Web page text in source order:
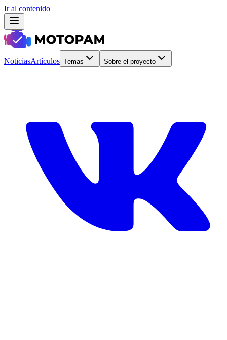
Ir al contenido
NoticiasArtículos Temas Sobre el proyecto